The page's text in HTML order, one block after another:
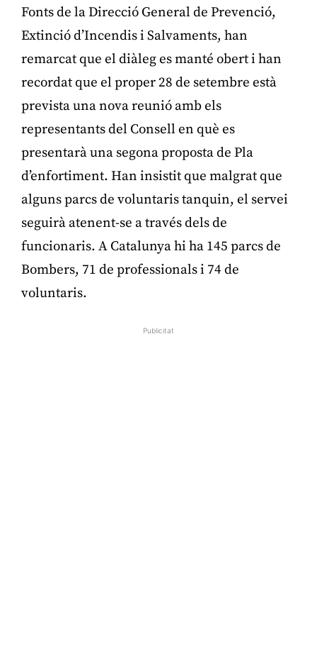
Fonts de la Direcció General de Prevenció,
Extinció d’Incendis i Salvaments, han
remarcat que el diàleg es manté obert i han
recordat que el proper 28 de setembre està
prevista una nova reunió amb els
representants del Consell en què es
presentarà una segona proposta de Pla
d’enfortiment. Han insistit que malgrat que
alguns parcs de voluntaris tanquin, el servei
seguirà atenent-se a través dels de
funcionaris. A Catalunya hi ha 145 parcs de
Bombers, 71 de professionals i 74 de
voluntaris.
Publicitat